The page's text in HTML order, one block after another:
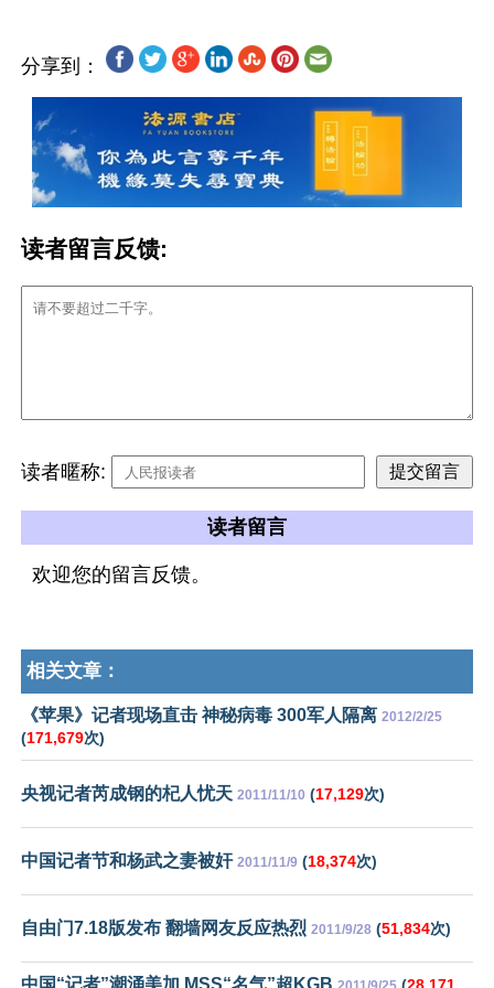
分享到：
读者留言反馈:
读者暱称:
读者留言
欢迎您的留言反馈。
相关文章：
《苹果》记者现场直击 神秘病毒 300军人隔离 2012/2/25
(171,679次)
央视记者芮成钢的杞人忧天 2011/11/10 (17,129次)
中国记者节和杨武之妻被奸 2011/11/9 (18,374次)
自由门7.18版发布 翻墙网友反应热烈 2011/9/28 (51,834次)
中国“记者”潮涌美加 MSS“名气”超KGB